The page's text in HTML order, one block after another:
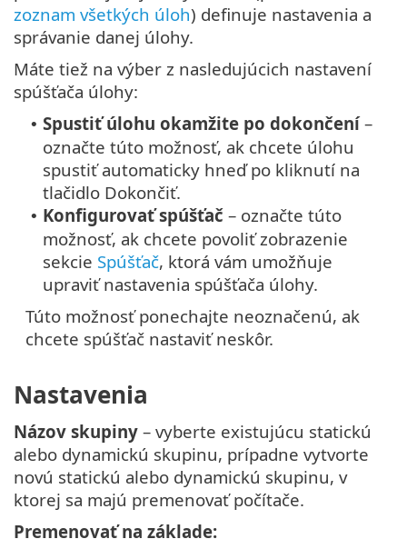
zoznam všetkých úloh) definuje nastavenia a
správanie danej úlohy.
Máte tiež na výber z nasledujúcich nastavení
spúšťača úlohy:
• Spustiť úlohu okamžite po dokončení–
označte túto možnosť, ak chcete úlohu
spustiť automaticky hneď po kliknutí na
tlačidlo Dokončiť.
• Konfigurovať spúšťač – označte túto
možnosť, ak chcete povoliť zobrazenie
sekcie Spúšťač, ktorá vám umožňuje
upraviť nastavenia spúšťača úlohy.
Túto možnosť ponechajte neoznačenú, ak
chcete spúšťač nastaviť neskôr.
Nastavenia
Názov skupiny – vyberte existujúcu statickú
alebo dynamickú skupinu, prípadne vytvorte
novú statickú alebo dynamickú skupinu, v
ktorej sa majú premenovať počítače.
Premenovať na základe: